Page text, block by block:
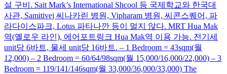
설 구비. Sait Mark’s International Shcool 등 국제학교와 한국대
사관, Samitivej 씨나카린 병원, Vipharam 병원, 씨콘스퀘어, 파
라다이스파크, Lotus 파타나깐 등이 멀지 않다. MRT Hua Mak
역(옐로우 라인), 에어포트링크 Hua Mak역 이용 가능. 전기세
unit당 6바트, 물세 unit당 16바트. – 1 Bedroom = 43sqm(월
12,000) – 2 Bedroom = 60/64/98sqm(월 15,000/16,000/22,000) – 3
Bedroom = 119/141/146sqm(월 33,000/36,000/33,000) The